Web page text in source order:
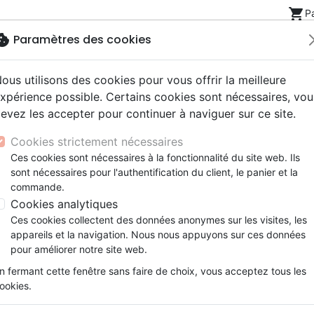
shopping_cart
NouveautésBibles
Segond 21
Segond
NEG
Livres
Famille, couple
Souffrance, Relation d'aide
Santé
eBooks
Couple
Méditations
Souffrance, Relation d'aide
Psychologie
Jeunesse
ans
Bibles jeunesse
Latino, Folk
Soul
Instrumental
Louange, Adoration
Hardrock, Métal
conférences
Documentaires, reportages
Accessoires de Bible
Papeterie
Sexualité Combat de tous les hommes (Le) - Face
Le combat de tous les
Auteur :Stephen Arterburn Fred Stoeker
RéférenceOUR2036 EAN9782889130368
Description Détails du produit
Un chrétien doit rester un
Paramètres des cookies
utilisons des cookies pour vous offrir la meilleure
possible. Certains cookies sont nécessaires,
les accepter pour continuer à naviguer sur ce site.
Cookies strictement nécessaires
Ces cookies sont nécessaires à la fonctionnalité du site web. Ils
sont nécessaires pour l'authentification du client, le panier et la
commande.
Cookies analytiques
Ces cookies collectent des données anonymes sur les visites, les
appareils et la navigation. Nous nous appuyons sur ces données
pour améliorer notre site web.
fermant cette fenêtre sans faire de choix, vous acceptez tous les